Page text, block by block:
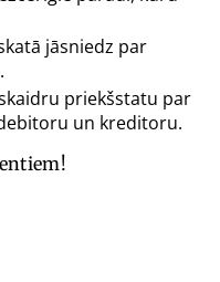
jāsniedz par
priekšstatu par
un kreditoru.